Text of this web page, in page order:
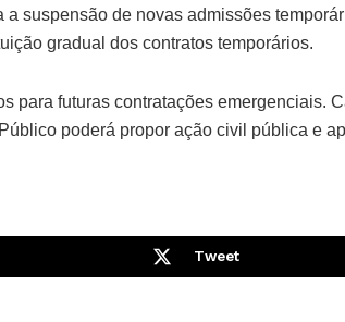
suspensão de novas admissões
gradual dos contratos temporários.
para futuras contratações emergenciais.
poderá propor ação civil pública e
Tweet